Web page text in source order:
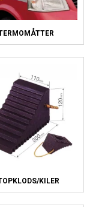
KILER